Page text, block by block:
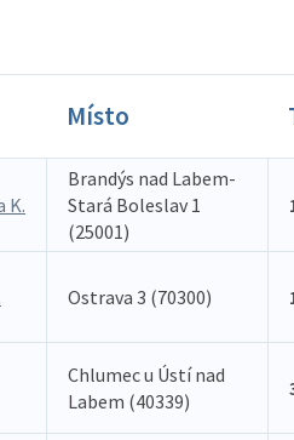
Místo
K.
Brandýs nad Labem-
Stará Boleslav 1
(25001)
Ostrava 3 (70300)
Chlumec u Ústí nad
Labem (40339)